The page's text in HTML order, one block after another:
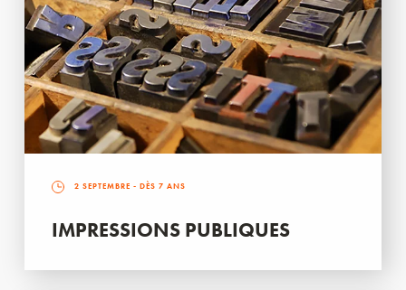
2 SEPTEMBRE - DÈS 7 ANS
IMPRESSIONS PUBLIQUES